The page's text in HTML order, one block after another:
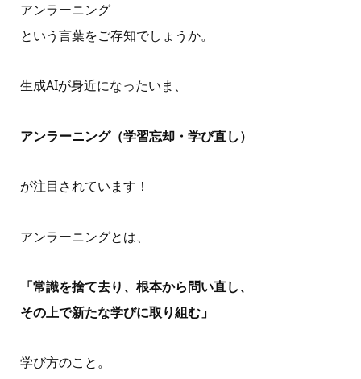
アンラーニング
という言葉をご存知でしょうか。
生成AIが身近になったいま、
アンラーニング（学習忘却・学び直し）
が注目されています！
アンラーニングとは、
「常識を捨て去り、根本から問い直し、
その上で新たな学びに取り組む」
学び方のこと。